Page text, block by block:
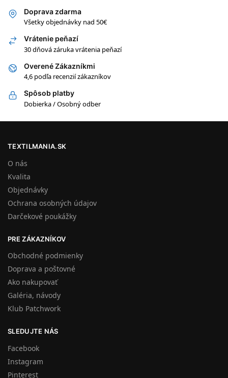
Doprava zdarma
Všetky objednávky nad 50€
Vrátenie peňazí
30 dňová záruka vrátenia peňazí
Overené Zákazníkmi
4,6 podľa recenzií zákazníkov
Spôsob platby
Dobierka / Osobný odber
TEXTILMANIA.SK
O nás
Kvalita
Objednávky
Ochrana osobných údajov
Darčekové poukážky
PRE ZÁKAZNÍKOV
Obchodné podmienky
Doprava a poštovné
Ako nakupovať
Galéria, návody
Klub Patchwork
SLEDUJTE NÁS
Facebook
Instagram
Pinterest